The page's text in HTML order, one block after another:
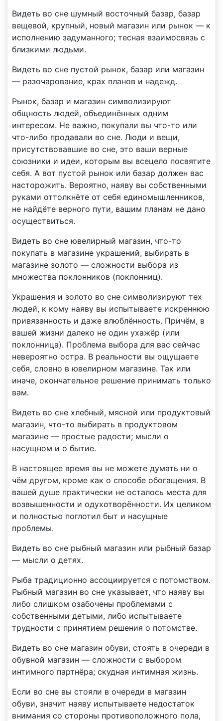
Видеть во сне шумный восточный базар, базар
вещевой, крупный, новый магазин или рынок — к
исполнению задуманного; тесная взаимосвязь с
близкими людьми.
Видеть во сне пустой рынок, базар или магазин
— разочарование, крах планов и надежд.
Рынок, базар и магазин символизируют
общность людей, объединённых одним
интересом. Не важно, покупали вы что-то или
что-либо продавали во сне. Люди и вещи,
присутствовавшие во сне, это ваши верные
союзники и идеи, которым вы всецело посвятите
себя. А вот пустой рынок или базар должен вас
насторожить. Вероятно, наяву вы собственными
руками оттолкнёте от себя единомышленников,
не найдёте верного пути, вашим планам не дано
осуществиться.
Видеть во сне ювелирный магазин, что-то
покупать в магазине украшений, выбирать в
магазине золото — сложности выбора из
множества поклонников (поклонниц).
Украшения и золото во сне символизируют тех
людей, к кому наяву вы испытываете искреннюю
привязанность и даже влюблённость. Причём, в
вашей жизни далеко не один ухажёр (или
поклонница). Проблема выбора для вас сейчас
невероятно остра. В реальности вы ощущаете
себя, словно в ювелирном магазине. Так или
иначе, окончательное решение принимать только
вам.
Видеть во сне хлебный, мясной или продуктовый
магазин, что-то выбирать в продуктовом
магазине — простые радости; мысли о
насущном и о бытие.
В настоящее время вы не можете думать ни о
чём другом, кроме как о способе обогащения. В
вашей душе практически не осталось места для
возвышенности и одухотворённости. Их целиком
и полностью поглотил быт и насущные
проблемы.
Видеть во сне рыбный магазин или рыбный базар
— мысли о детях.
Рыба традиционно ассоциируется с потомством.
Рыбный магазин во сне указывает, что наяву вы
либо слишком озабочены проблемами с
собственными детыми, либо испытываете
трудности с принятием решения о потомстве.
Видеть во сне магазин обуви, стоять в очереди в
обувной магазин — сложности с выбором
интимного партнёра; скудная интимная жизнь.
Если во сне вы стояли в очереди в магазин
обуви, значит наяву испытываете недостаток
внимания со стороны противоположного пола,